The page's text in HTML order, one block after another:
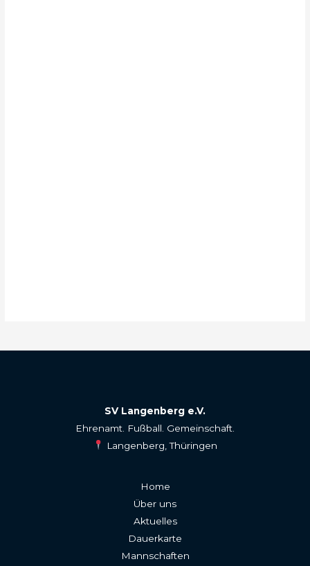
SV Langenberg e.V.
Ehrenamt. Fußball. Gemeinschaft.
Langenberg, Thüringen
Home
Über uns
Aktuelles
Dauerkarte
Mannschaften